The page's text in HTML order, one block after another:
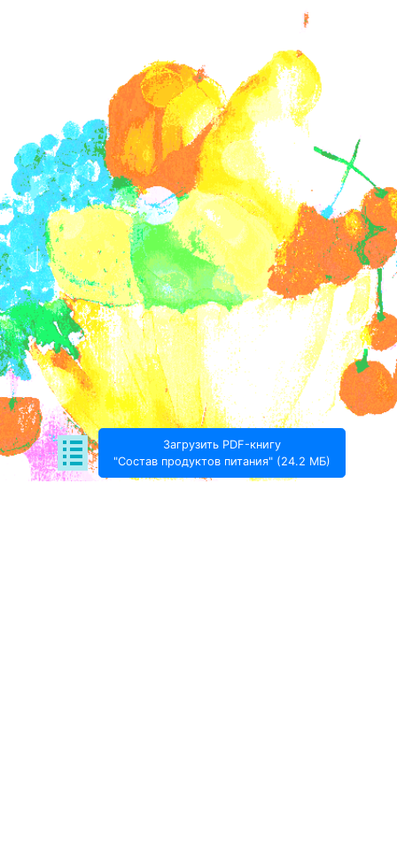
Загрузить PDF-книгу
"Состав продуктов питания" (24.2 МБ)